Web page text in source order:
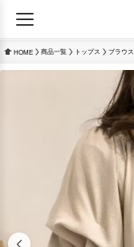
HOME 商品一覧 トップス ブラウス